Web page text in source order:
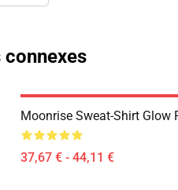
Moonrise Sweat-Shirt Glow
37,67 € - 44,11 €